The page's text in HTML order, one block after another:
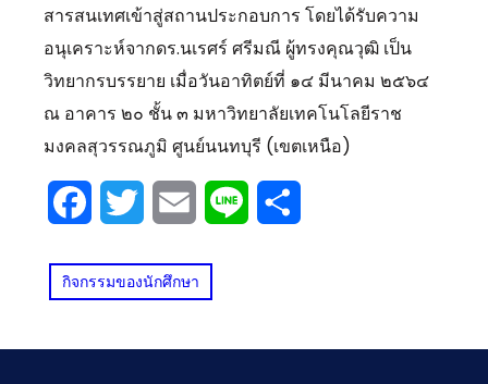
สารสนเทศเข้าสู่สถานประกอบการ โดยได้รับความ
อนุเคราะห์จากดร.นเรศร์ ศรีมณี ผู้ทรงคุณวุฒิ เป็น
วิทยากรบรรยาย เมื่อวันอาทิตย์ที่ ๑๔ มีนาคม ๒๕๖๔
ณ อาคาร ๒๐ ชั้น ๓ มหาวิทยาลัยเทคโนโลยีราช
มงคลสุวรรณภูมิ ศูนย์นนทบุรี (เขตเหนือ)
Facebook
Twitter Email Line
กิจกรรมของนักศึกษา